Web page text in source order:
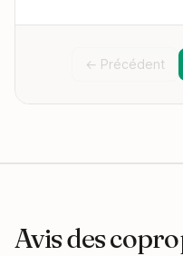
← Précédent
Avis des